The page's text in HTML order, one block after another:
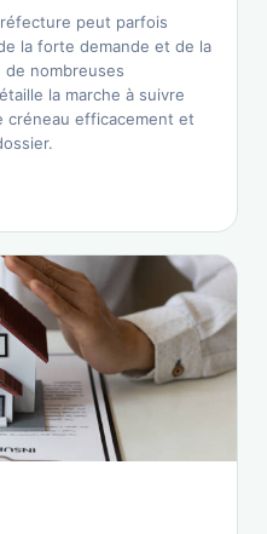
peut parfois
la forte demande et de la
de nombreuses
la marche à suivre
créneau efficacement et